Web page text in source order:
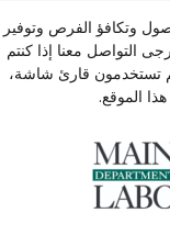
وتكافؤ الفرص وتوفير
التواصل معنا إذا كنتم
تستخدمون قارئ شاشة،
الموقع.